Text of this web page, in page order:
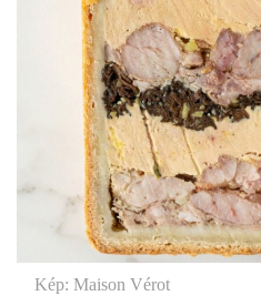
Kép: Maison Vérot